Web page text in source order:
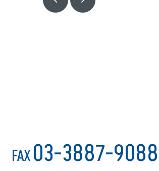
FAX03-3887-9088